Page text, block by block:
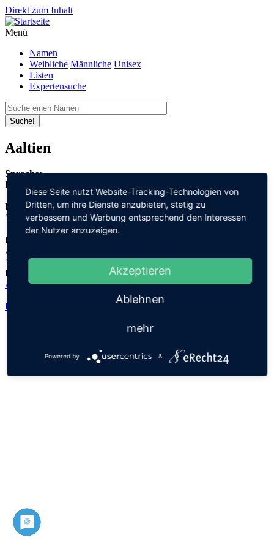
Direkt zum Inhalt
Menü
Namen
Weibliche Männliche Unisex
Listen
Expertensuche
Suche!
Aaltien
Sprache:
Friesisch
Bedeutung:
"edel" + "Persönlichkeit"
Herleitung:
Althochdeutsch,
"adal" + "heit"
Herkunftsname:
Adalheidis
Datenschutz
Diese Seite nutzt Website-Tracking-Technologien von
Dritten, um ihre Dienste anzubieten, stetig zu
verbessern und Werbung entsprechend den Interessen
der Nutzer anzuzeigen.
Akzeptieren
Ablehnen
mehr
Powered by &